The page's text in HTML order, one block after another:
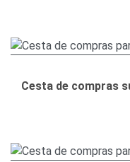
Cesta de compras